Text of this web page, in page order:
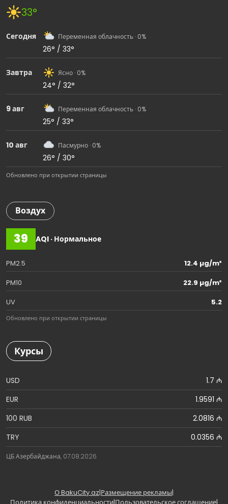
33°
Сегодня Переменная облачность · 0%
26° / 33°
Завтра Ясно · 0%
24° / 32°
9 авг Переменная облачность · 0%
25° / 33°
10 авг Пасмурно · 0%
26° / 30°
Обновлено при открытии страницы
Воздух
39 AQI · Нормальное
PM2.5
12.4 µg/m³
PM10
22.9 µg/m³
UV
5.2
Обновлено при открытии страницы
Курсы
USD
1.7 ₼
EUR
1.9591 ₼
100 RUB
2.0816 ₼
TRY
0.0356 ₼
ЦБ Азербайджана, 07.08.2026
О BakuCity.az|Размещение рекламы|